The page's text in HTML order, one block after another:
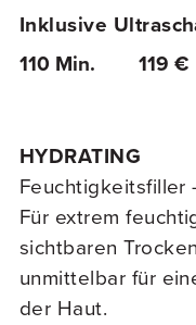
Inklusive
110 Min.
119 €
HYDRATING
Feuchtigkeitsfiller
Für extrem
sichtbaren
unmittelbar für
der Haut.